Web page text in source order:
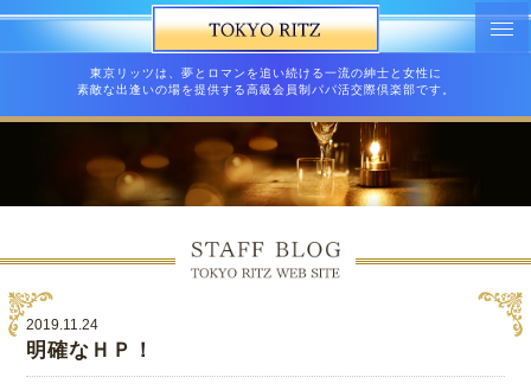
東京リッツは、夢とロマンを追い続ける一流の紳士と女性に
素敵な出逢いの場を提供する高級会員制パパ活交際倶楽部です。
2019.11.24
明確なＨＰ！